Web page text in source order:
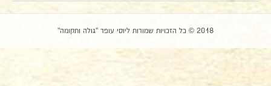
2018 © כל הזכויות שמורות ליוסי עופר "גולה ותקומה"